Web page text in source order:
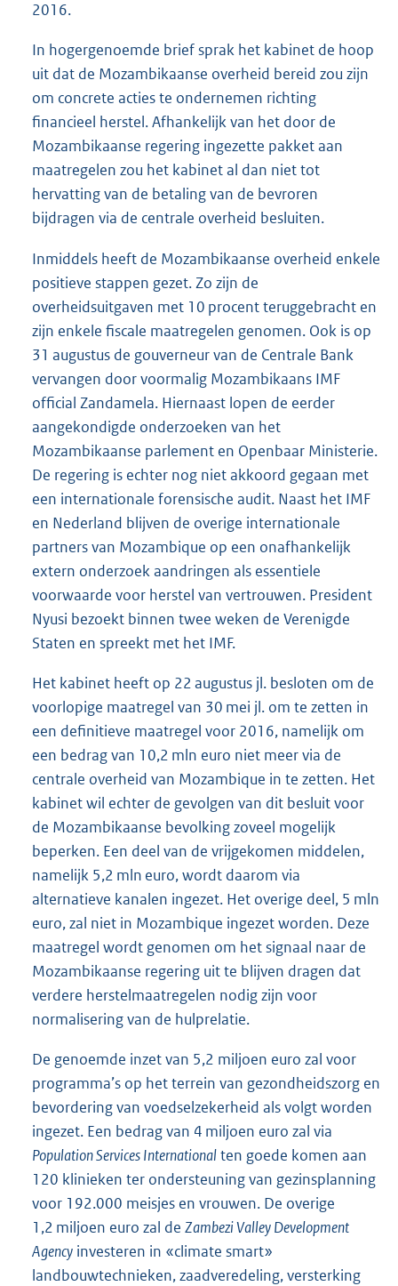
2016.
In hogergenoemde brief sprak het kabinet de hoop
uit dat de Mozambikaanse overheid bereid zou zijn
om concrete acties te ondernemen richting
financieel herstel. Afhankelijk van het door de
Mozambikaanse regering ingezette pakket aan
maatregelen zou het kabinet al dan niet tot
hervatting van de betaling van de bevroren
bijdragen via de centrale overheid besluiten.
Inmiddels heeft de Mozambikaanse overheid enkele
positieve stappen gezet. Zo zijn de
overheidsuitgaven met 10 procent teruggebracht en
zijn enkele fiscale maatregelen genomen. Ook is op
31 augustus de gouverneur van de Centrale Bank
vervangen door voormalig Mozambikaans IMF
official Zandamela. Hiernaast lopen de eerder
aangekondigde onderzoeken van het
Mozambikaanse parlement en Openbaar Ministerie.
De regering is echter nog niet akkoord gegaan met
een internationale forensische audit. Naast het IMF
en Nederland blijven de overige internationale
partners van Mozambique op een onafhankelijk
extern onderzoek aandringen als essentiele
voorwaarde voor herstel van vertrouwen. President
Nyusi bezoekt binnen twee weken de Verenigde
Staten en spreekt met het IMF.
Het kabinet heeft op 22 augustus jl. besloten om de
voorlopige maatregel van 30 mei jl. om te zetten in
een definitieve maatregel voor 2016, namelijk om
een bedrag van 10,2 mln euro niet meer via de
centrale overheid van Mozambique in te zetten. Het
kabinet wil echter de gevolgen van dit besluit voor
de Mozambikaanse bevolking zoveel mogelijk
beperken. Een deel van de vrijgekomen middelen,
namelijk 5,2 mln euro, wordt daarom via
alternatieve kanalen ingezet. Het overige deel, 5 mln
euro, zal niet in Mozambique ingezet worden. Deze
maatregel wordt genomen om het signaal naar de
Mozambikaanse regering uit te blijven dragen dat
verdere herstelmaatregelen nodig zijn voor
normalisering van de hulprelatie.
De genoemde inzet van 5,2 miljoen euro zal voor
programma’s op het terrein van gezondheidszorg en
bevordering van voedselzekerheid als volgt worden
ingezet. Een bedrag van 4 miljoen euro zal via
Population Services Internationalten goede komen aan
120 klinieken ter ondersteuning van gezinsplanning
voor 192.000 meisjes en vrouwen. De overige
1,2 miljoen euro zal de Zambezi Valley Development
Agency investeren in «climate smart»
landbouwtechnieken, zaadveredeling, versterking